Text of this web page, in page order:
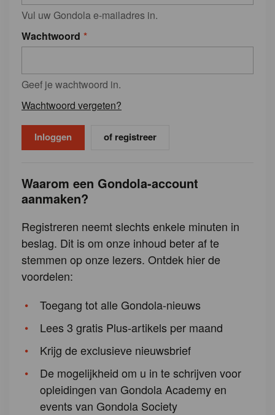
Vul uw Gondola e-mailadres in.
Wachtwoord
Geef je wachtwoord in.
Wachtwoord vergeten?
of registreer
Waarom een Gondola-account
aanmaken?
Registreren neemt slechts enkele minuten in
beslag. Dit is om onze inhoud beter af te
stemmen op onze lezers. Ontdek hier de
voordelen:
Toegang tot alle Gondola-nieuws
Lees 3 gratis Plus-artikels per maand
Krijg de exclusieve nieuwsbrief
De mogelijkheid om u in te schrijven voor
opleidingen van Gondola Academy en
events van Gondola Society